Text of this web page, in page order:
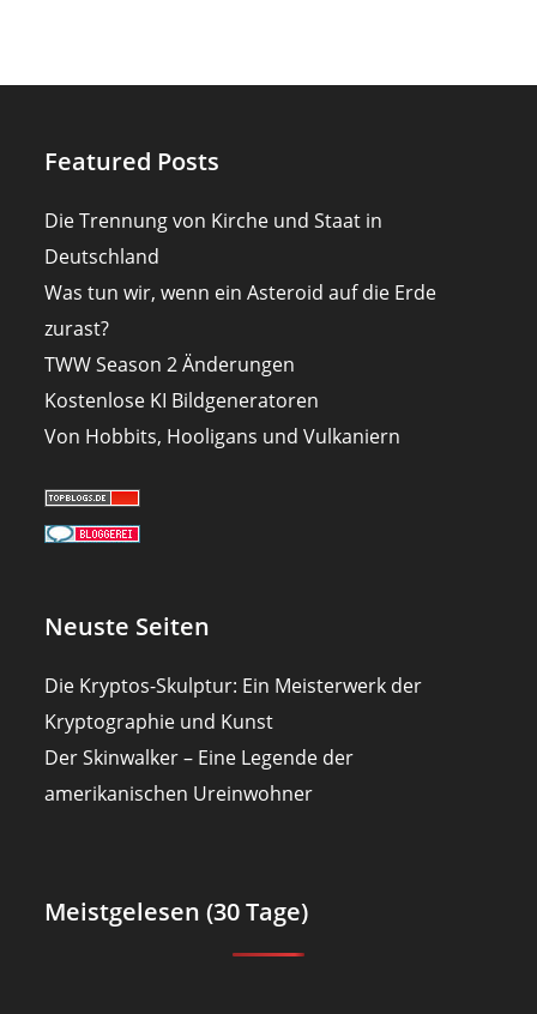
Featured Posts
Die Trennung von Kirche und Staat in
Deutschland
Was tun wir, wenn ein Asteroid auf die Erde
zurast?
TWW Season 2 Änderungen
Kostenlose KI Bildgeneratoren
Von Hobbits, Hooligans und Vulkaniern
Neuste Seiten
Die Kryptos-Skulptur: Ein Meisterwerk der
Kryptographie und Kunst
Der Skinwalker – Eine Legende der
amerikanischen Ureinwohner
Meistgelesen (30 Tage)